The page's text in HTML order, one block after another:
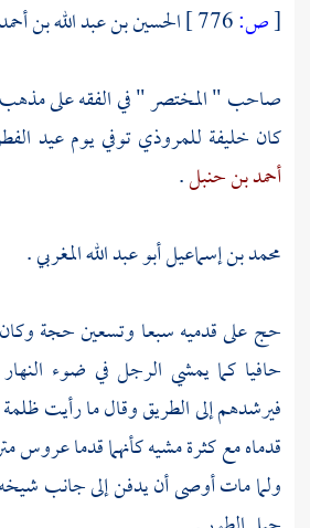
[ص: الحسين بن عبد الله بن
صاحب " المختصر " في الفقه على مذهب
كان خليفة للمروذيتوفي يوم عيد
أحمد بن حنبل.
محمد بن إسماعيل أبو عبد الله المغربي.
حج على قدميه سبعا وتسعين حجة وكان
حافيا كما يمشي الرجل في ضوء النهار
فيرشدهم إلى الطريق وقال ما رأيت
قدماه مع كثرة مشيه كأنهما قدما عروس
ولما مات أوصى أن يدفن إلى جانب شيخه